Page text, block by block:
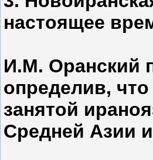
настоящее
И.М. Оранский
определив,
занятой
Средней Азии